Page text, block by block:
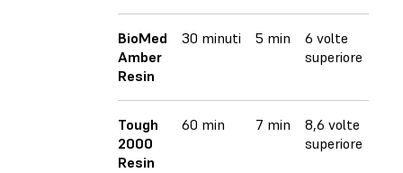
BioMed
Amber
Resin
30 minuti 5 min
6 volte
superiore
Tough
2000
Resin
60 min 7 min
8,6 volte
superiore